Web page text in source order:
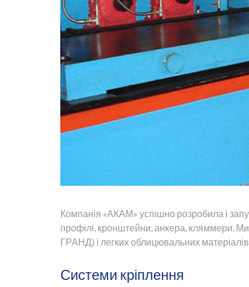
Компанія «АКАМ» успішно розробила і
профілі, кронштейни,анкера, кляммери. Ми
ГРАНД) і легкихоблицювальних матеріалів
Системи кріплення